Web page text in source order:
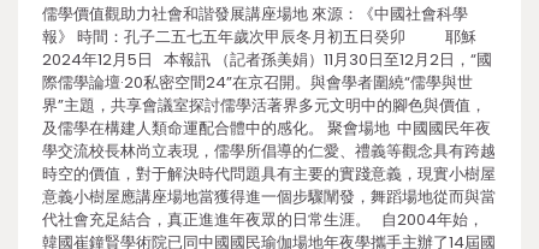
儒學價值觀助力社會和諧發展講座場地 來源：《中國社會科學
報》 時間：孔子二五七五年歲次甲辰冬月初五日癸卯 耶穌
2024年12月5日 本報訊 （記者孫美娟）11月30日至12月2日，“國
際儒學論壇·20私密空間24”在京召開。與會學者圍繞“儒學與世
界”主題，共享會議室探討儒學活著界多元文明中的腳色與價值，
及儒學在構建人類命運配合體中的感化。 聚會場地 中國國民年夜
學交流校長林尚立表現，儒學所倡導的仁愛、禮義等觀念具有跨越
時空的價值，對于解決時代問題具有主要的實踐意義，現實小樹屋
意義小樹屋應講座場地當獲得進一個步驟闡發，舞蹈場地從而與當
代社會充足結合，真正進進年夜眾的日常生涯。 自2004年始，
韓國崔鐘賢學術院已同中國國民瑜伽場地年夜學攜手主辦了14屆國